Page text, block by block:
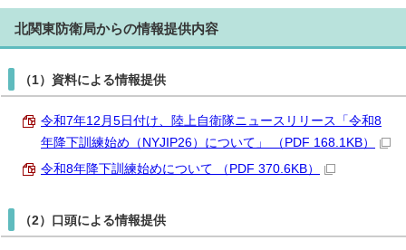
北関東防衛局からの情報提供内容
（1）資料による情報提供
令和7年12月5日付け、陸上自衛隊ニュースリリース「令和8
年降下訓練始め（NYJIP26）について」 （PDF 168.1KB）
令和8年降下訓練始めについて （PDF 370.6KB）
（2）口頭による情報提供